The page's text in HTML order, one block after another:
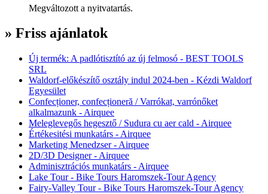
Megváltozott a nyitvatartás.
» Friss ajánlatok
Új termék: A padlótisztító az új felmosó - BEST TOOLS
SRL
Waldorf-előkészítő osztály indul 2024-ben - Kézdi Waldorf
Egyesület
Confecționer, confecționeră / Varrókat, varrónőket
alkalmazunk - Airquee
Meleglevegős hegesztő / Sudura cu aer cald - Airquee
Értékesitési munkatárs - Airquee
Marketing Menedzser - Airquee
2D/3D Designer - Airquee
Adminisztrációs munkatárs - Airquee
Lake Tour - Bike Tours Haromszek-Tour Agency
Fairy-Valley Tour - Bike Tours Haromszek-Tour Agency